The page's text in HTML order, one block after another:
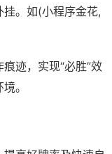
。如(小程序金花,
迹，实现“必胜”效
。